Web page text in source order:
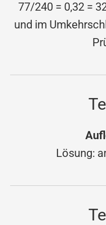
77/240 = 0,32 =
und im
Lösung: